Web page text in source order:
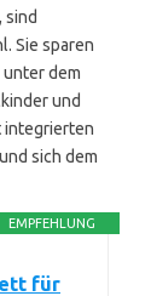
sind
Sie sparen
dem
und
integrierten
sich dem
EMPFEHLUNG
für